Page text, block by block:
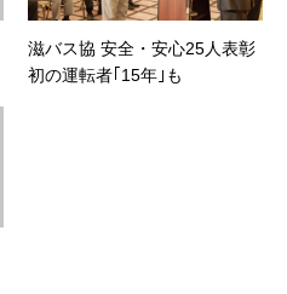
滋バス協 安全・安心25人表彰
初の運転者｢15年｣も